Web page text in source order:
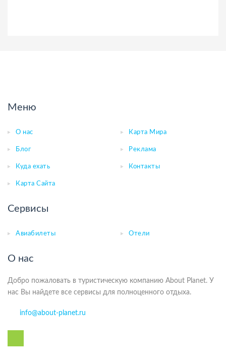
Меню
О нас Карта Мира
Блог Реклама
Куда ехать Контакты
Карта Сайта
Сервисы
Авиабилеты Отели
О нас
Добро пожаловать в туристическую компанию About Planet. У
нас Вы найдете все сервисы для полноценного отдыха.
info@about-planet.ru